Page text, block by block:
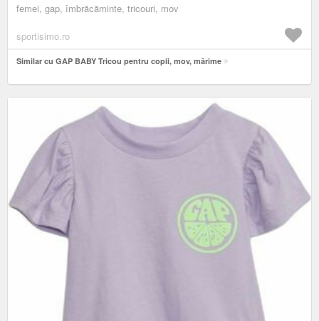
femei, gap, îmbrăcăminte, tricouri, mov
sportisimo.ro
Similar cu GAP BABY Tricou pentru copii, mov, mărime